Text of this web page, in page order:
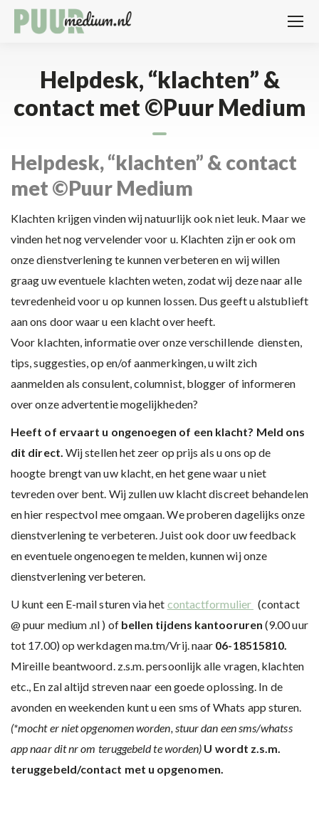
Helpdesk, “klachten” &
contact met ©Puur Medium
Helpdesk, “klachten” & contact
met ©Puur Medium
Klachten krijgen vinden wij natuurlijk ook niet leuk. Maar we
vinden het nog vervelender voor u. Klachten zijn er ook om
onze dienstverlening te kunnen verbeteren en wij willen
graag uw eventuele klachten weten, zodat wij deze naar alle
tevredenheid voor u op kunnen lossen. Dus geeft u alstublieft
aan ons door waar u een klacht over heeft.
Voor klachten, informatie over onze verschillende diensten,
tips, suggesties, op en/of aanmerkingen, u wilt zich
aanmelden als consulent, columnist, blogger of informeren
over onze advertentie mogelijkheden?
Heeft of ervaart u ongenoegen of een klacht? Meld ons
dit direct. Wij stellen het zeer op prijs als u ons op de
hoogte brengt van uw klacht, en het gene waar u niet
tevreden over bent. Wij zullen uw klacht discreet behandelen
en hier respectvol mee omgaan. We proberen dagelijks onze
dienstverlening te verbeteren. Juist ook door uw feedback
en eventuele ongenoegen te melden, kunnen wij onze
dienstverlening verbeteren.
U kunt een E-mail sturen via het contactformulier (contact
@ puur medium .nl ) of bellen tijdens kantooruren (9.00 uur
tot 17.00) op werkdagen ma.tm/Vrij. naar 06-18515810.
Mireille beantwoord. z.s.m. persoonlijk alle vragen, klachten
etc., En zal altijd streven naar een goede oplossing. In de
avonden en weekenden kunt u een sms of Whats app sturen.
(*mocht er niet opgenomen worden, stuur dan een sms/whatss
app naar dit nr om teruggebeld te worden) U wordt z.s.m.
teruggebeld/contact met u opgenomen.